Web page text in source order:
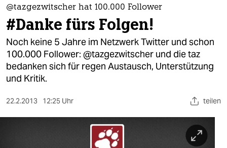
themen
politik
öko
gesellschaft
kultur
sport
@tazgezwitscher hat 100.000 Follower
#Danke fürs Folgen!
Noch keine 5 Jahre im Netzwerk Twitter und schon
100.000 Follower: @tazgezwitscher und die taz
bedanken sich für regen Austausch, Unterstützung
und Kritik.
22.2.2013 12:25 Uhr teilen